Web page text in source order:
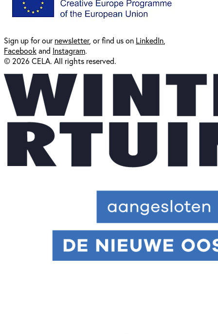
Sign up for ournewsletter, or find us on LinkedIn
Facebookand Instagram.
© 2026 CELA. All rights reserved.